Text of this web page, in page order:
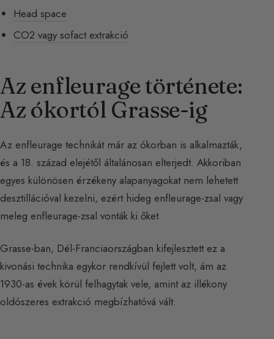
Head space
CO2 vagy sofact extrakció
Az enfleurage története:
Az ókortól Grasse-ig
Az enfleurage technikát már az ókorban is alkalmazták,
és a 18. század elejétől általánosan elterjedt. Akkoriban
egyes különösen érzékeny alapanyagokat nem lehetett
desztillációval kezelni, ezért hideg enfleurage-zsal vagy
meleg enfleurage-zsal vonták ki őket.
Grasse-ban, Dél-Franciaországban kifejlesztett ez a
kivonási technika egykor rendkívül fejlett volt, ám az
1930-as évek körül felhagytak vele, amint az illékony
oldószeres extrakció megbízhatóvá vált.